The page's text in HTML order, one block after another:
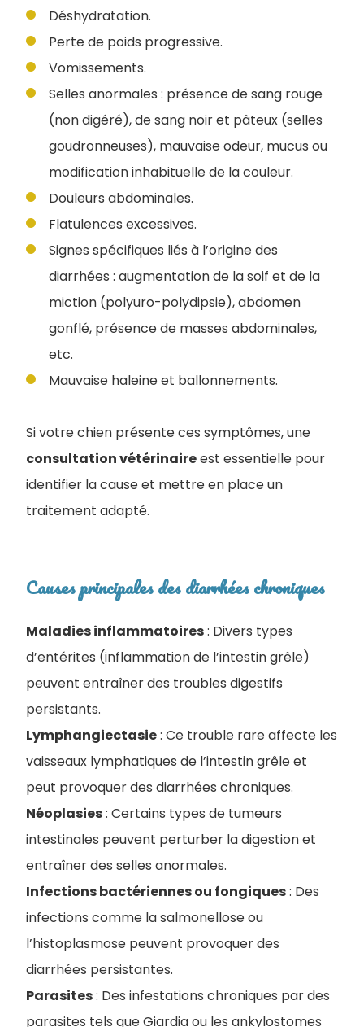
Déshydratation.
Perte de poids progressive.
Vomissements.
Selles anormales : présence de sang rouge
(non digéré), de sang noir et pâteux (selles
goudronneuses), mauvaise odeur, mucus ou
modification inhabituelle de la couleur.
Douleurs abdominales.
Flatulences excessives.
Signes spécifiques liés à l’origine des
diarrhées : augmentation de la soif et de la
miction (polyuro-polydipsie), abdomen
gonflé, présence de masses abdominales,
etc.
Mauvaise haleine et ballonnements.
Si votre chien présente ces symptômes, une
consultation vétérinaireest essentielle pour
identifier la cause et mettre en place un
traitement adapté.
Causes principales des diarrhées chroniques
Maladies inflammatoires: Divers types
d’entérites (inflammation de l’intestin grêle)
peuvent entraîner des troubles digestifs
persistants.
Lymphangiectasie: Ce trouble rare affecte les
vaisseaux lymphatiques de l’intestin grêle et
peut provoquer des diarrhées chroniques.
Néoplasies: Certains types de tumeurs
intestinales peuvent perturber la digestion et
entraîner des selles anormales.
Infections bactériennes ou fongiques: Des
infections comme la salmonellose ou
l’histoplasmose peuvent provoquer des
diarrhées persistantes.
Parasites: Des infestations chroniques par des
parasites tels que Giardia ou les ankylostomes